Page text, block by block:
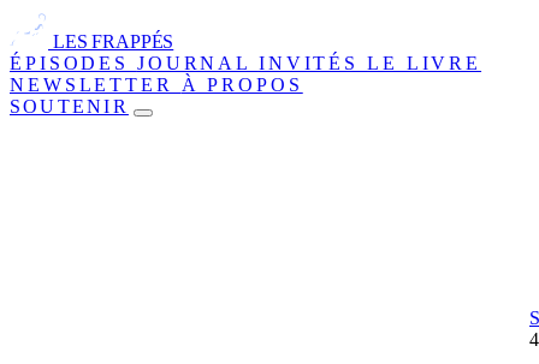
LES FRAPPÉS
ÉPISODES JOURNAL INVITÉSLE LIVRE
NEWSLETTER À PROPOS
SOUTENIR